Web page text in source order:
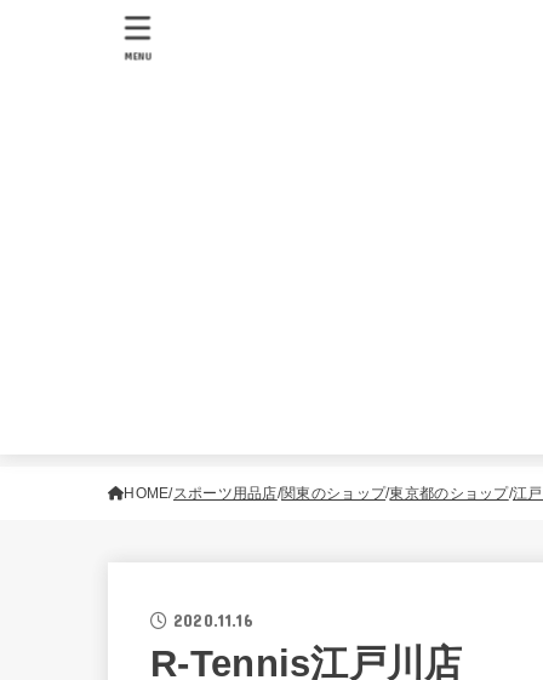
MENU
HOME スポーツ用品店 関東のショップ 東京都のショップ 江
2020.11.16
R-Tennis江戸川店